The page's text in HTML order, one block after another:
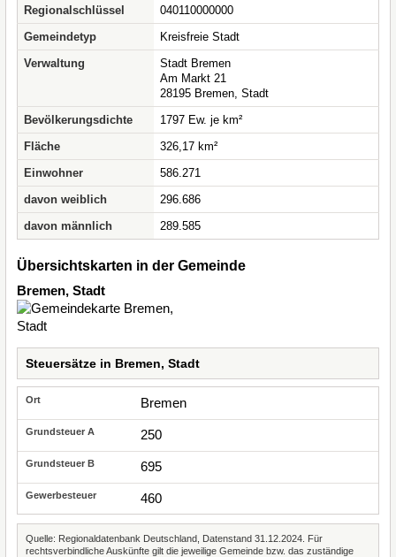
Regionalschlüssel
040110000000
Gemeindetyp
Kreisfreie Stadt
Verwaltung
Stadt Bremen
Am Markt 21
28195 Bremen, Stadt
Bevölkerungsdichte
1797 Ew. je km²
Fläche
326,17 km²
Einwohner
586.271
davon weiblich
296.686
davon männlich
289.585
Übersichtskarten in der Gemeinde
Bremen, Stadt
Steuersätze in Bremen, Stadt
Bremen
250
695
460
Quelle: Regionaldatenbank Deutschland, Datenstand 31.12.2024. Für
rechtsverbindliche Auskünfte gilt die jeweilige Gemeinde bzw. das zuständige